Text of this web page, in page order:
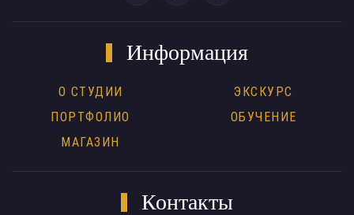
Информация
О СТУДИИ
ПОРТФОЛИО
МАГАЗИН
ЭКСКУРС
ОБУЧЕНИЕ
Контакты